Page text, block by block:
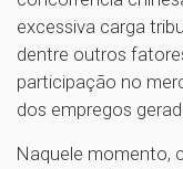
excessiva carga
dentre outros
participação no
dos empregos
Naquele momento,